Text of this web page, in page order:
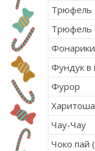
Трюфель
Трюфель
Фонарики
Фундук в
Фурор
Харитоша
Чау-Чау
Чоко пай